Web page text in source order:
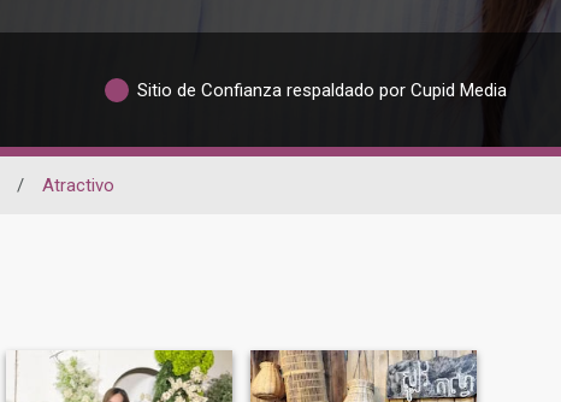
Sitio de Confianza respaldado por Cupid Media
/ Atractivo